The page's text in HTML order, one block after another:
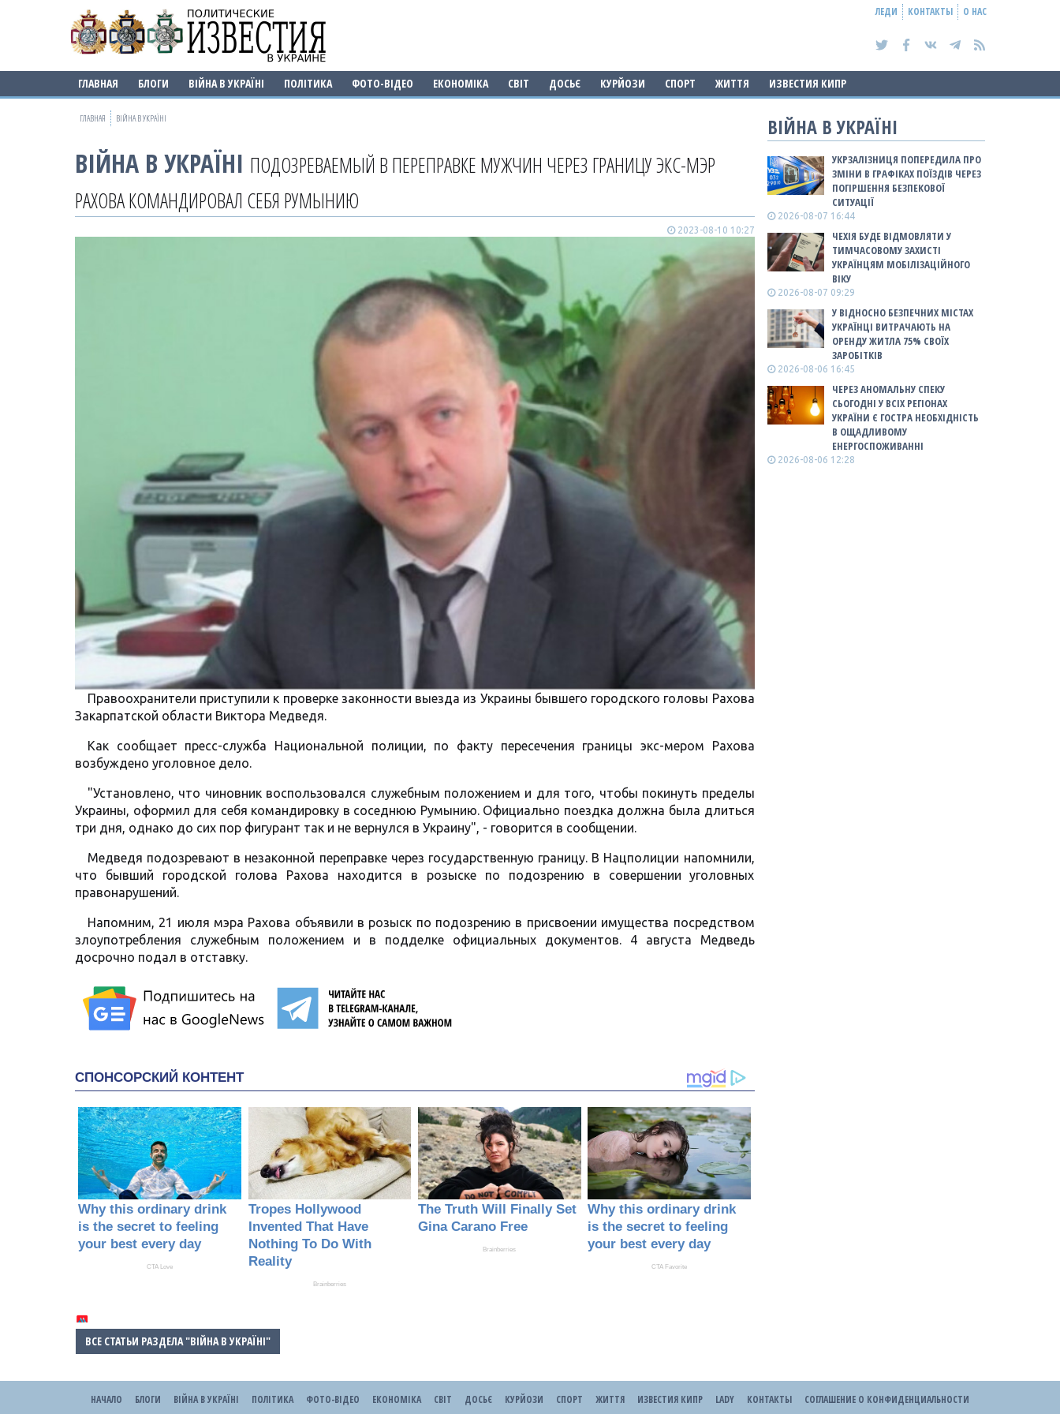
ЛЕДИ КОНТАКТЫ О НАС
ГЛАВНАЯ БЛОГИ ВІЙНА В УКРАЇНІ ПОЛІТИКА ФОТО-ВІДЕО ЕКОНОМІКА СВІТ ДОСЬЄ КУРЙОЗИ СПОРТ ЖИТТЯ ИЗВЕСТИЯ КИПР
ГЛАВНАЯ ВІЙНА В УКРАЇНІ
ВІЙНА В УКРАЇНІ ПОДОЗРЕВАЕМЫЙ В ПЕРЕПРАВКЕ МУЖЧИН ЧЕРЕЗ ГРАНИЦУ ЭКС-МЭР
РАХОВА КОМАНДИРОВАЛ СЕБЯ РУМЫНИЮ
2023-08-10 10:27
Правоохранители приступили к проверке законности выезда из Украины бывшего городского головы Рахова
Закарпатской области Виктора Медведя.
Как сообщает пресс-служба Национальной полиции, по факту пересечения границы экс-мером Рахова
возбуждено уголовное дело.
"Установлено, что чиновник воспользовался служебным положением и для того, чтобы покинуть пределы
Украины, оформил для себя командировку в соседнюю Румынию. Официально поездка должна была длиться
три дня, однако до сих пор фигурант так и не вернулся в Украину", - говорится в сообщении.
Медведя подозревают в незаконной переправке через государственную границу. В Нацполиции напомнили,
что бывший городской голова Рахова находится в розыске по подозрению в совершении уголовных
правонарушений.
Напомним, 21 июля мэра Рахова объявили в розыск по подозрению в присвоении имущества посредством
злоупотребления служебным положением и в подделке официальных документов. 4 августа Медведь
досрочно подал в отставку.
ВСЕ СТАТЬИ РАЗДЕЛА "ВІЙНА В УКРАЇНІ"
ВІЙНА В УКРАЇНІ
УКРЗАЛІЗНИЦЯ ПОПЕРЕДИЛА ПРО
ЗМІНИ В ГРАФІКАХ ПОЇЗДІВ ЧЕРЕЗ
ПОГІРШЕННЯ БЕЗПЕКОВОЇ
СИТУАЦІЇ
2026-08-07 16:44
ЧЕХІЯ БУДЕ ВІДМОВЛЯТИ У
ТИМЧАСОВОМУ ЗАХИСТІ
УКРАЇНЦЯМ МОБІЛІЗАЦІЙНОГО
ВІКУ
2026-08-07 09:29
У ВІДНОСНО БЕЗПЕЧНИХ МІСТАХ
УКРАЇНЦІ ВИТРАЧАЮТЬ НА
ОРЕНДУ ЖИТЛА 75% СВОЇХ
ЗАРОБІТКІВ
2026-08-06 16:45
ЧЕРЕЗ АНОМАЛЬНУ СПЕКУ
СЬОГОДНІ У ВСІХ РЕГІОНАХ
УКРАЇНИ Є ГОСТРА НЕОБХІДНІСТЬ
В ОЩАДЛИВОМУ
ЕНЕРГОСПОЖИВАННІ
2026-08-06 12:28
НАЧАЛО БЛОГИ ВІЙНА В УКРАЇНІ ПОЛІТИКА ФОТО-ВІДЕО ЕКОНОМІКА СВІТ ДОСЬЄ КУРЙОЗИ СПОРТ ЖИТТЯ ИЗВЕСТИЯ КИПР LADY КОНТАКТЫ СОГЛАШЕНИЕ О КОНФИДЕНЦИАЛЬНОСТИ